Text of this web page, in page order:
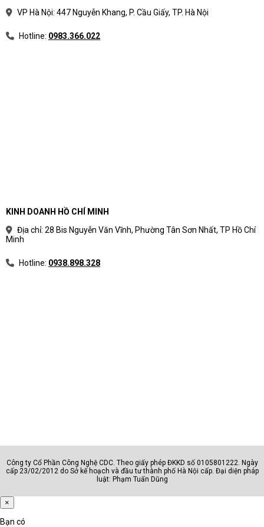
VP Hà Nội: 447 Nguyễn Khang, P. Cầu Giấy, TP. Hà Nội
Hotline: 0983.366.022
KINH DOANH HỒ CHÍ MINH
Địa chỉ: 28 Bis Nguyễn Văn Vĩnh, Phường Tân Sơn Nhất, TP Hồ Chí
Minh
Hotline: 0938.898.328
Công ty Cổ Phần Công Nghệ CDC. Theo giấy phép ĐKKD số 0105801222. Ngày
cấp 23/02/2012 do Sở kế hoạch và đầu tư thành phố Hà Nội cấp. Đại diện pháp
luật: Phạm Tuấn Dũng
×
Bạn có